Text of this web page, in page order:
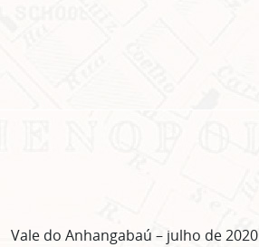
Vale do Anhangabaú – julho de 2020